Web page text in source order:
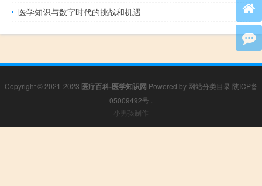
医学知识与数字时代的挑战和机遇
Copyright © 2021-2023 医疗百科-医学知识网 Powered by 网站分类目录 陕ICP备
05009492号
小男孩制作